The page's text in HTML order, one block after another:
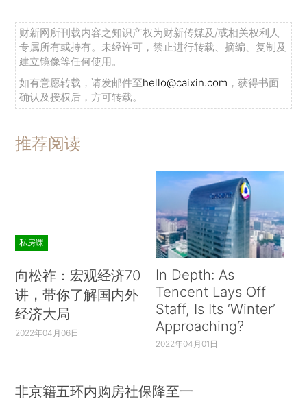
财新网所刊载内容之知识产权为财新传媒及/或相关权利人
专属所有或持有。未经许可，禁止进行转载、摘编、复制及
建立镜像等任何使用。
如有意愿转载，请发邮件至hello@caixin.com ，获得书面
确认及授权后，方可转载。
推荐阅读
私房课
向松祚：宏观经济70
讲，带你了解国内外
经济大局
2022年04月06日
In Depth: As
Tencent Lays Off
Staff, Is Its ‘Winter’
Approaching?
2022年04月01日
非京籍五环内购房社保降至一